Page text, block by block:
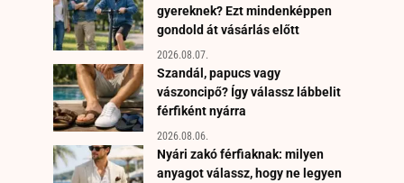
gyereknek? Ezt mindenképpen
gondold át vásárlás előtt
2026.08.07.
Szandál, papucs vagy
vászoncipő? Így válassz lábbelit
férfiként nyárra
2026.08.06.
Nyári zakó férfiaknak: milyen
anyagot válassz, hogy ne legyen